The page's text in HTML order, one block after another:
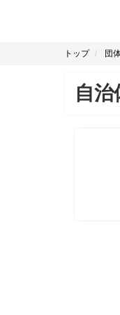
トップ 団
自治